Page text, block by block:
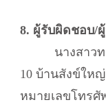
8. ผู้รับผิดชอบ/
นางสาวทอง
10 บ้านสังข์ให
หมายเลขโทรศั